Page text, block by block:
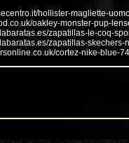
hollister-magliette-
oakley-monster-pup-
zapatillas-le-coq-
zapatillas-
cortez-nike-blue-